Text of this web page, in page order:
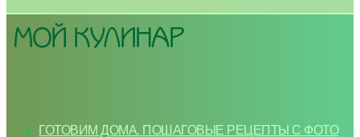
ГОТОВИМ ДОМА. ПОШАГОВЫЕ РЕЦЕПТЫ С ФОТО